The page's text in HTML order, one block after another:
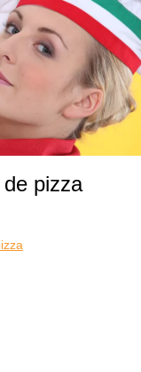
pizza